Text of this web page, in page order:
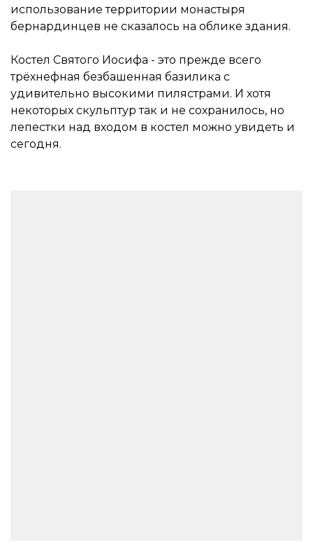
использование территории монастыря
бернардинцев не сказалось на облике здания.
Костел Святого Иосифа - это прежде всего
трёхнефная безбашенная базилика с
удивительно высокими пилястрами. И хотя
некоторых скульптур так и не сохранилось, но
лепестки над входом в костел можно увидеть и
сегодня.